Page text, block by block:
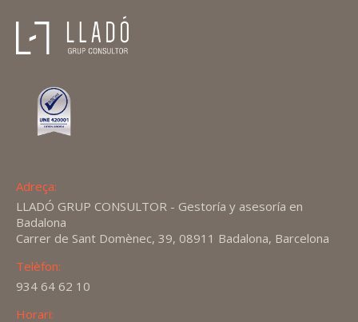
Adreça:
LLADÓ GRUP CONSULTOR - Gestoría y asesoría en
Badalona
Carrer de Sant Domènec, 39, 08911 Badalona, Barcelona
Telèfon:
934 64 62 10
Horari: